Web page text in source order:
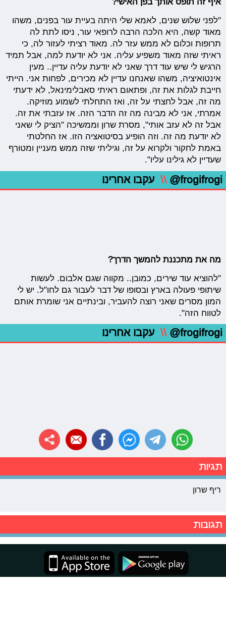
איף זה תופס אותך בפן האישי?
"לפני שלוש שנים, לאמא שלי היתה בעיית עור בפנים, משהו
מאוד קשה, היא הלכה הרבה לרופאי עור, ניסו לתת לה
תרופות וכלום לא ממש עזר לה. מאוד רציתי לעזור לה, כי
ראיתי שזה מאוד משפיע עליה. אני לא יודעת למה, אבל תמיד
הרגיש לי שיש עוד דרך שאני לא יודעת עליה עדיין.. מעין
אינטואיציה, משהו שאנחנו עדיין לא מכירים, לפחות אני. הייתי
חייבת לגלות את זה, ופתאום ראיתי סאבלימינאל, לא ידעתי
מה זה, אבל לחצתי על זה, ואז התחלתי לשמוע מוזיקה.
אמרתי, אני לא מבינה מה זה הדבר הזה. אז עזבתי את זה.
אבל זה לא עזב אותי", מסרת שרון וממשיכה "הציק לי שאני
לא יודעת מה זה. וזה הופיע בסיטואציה הזו. אז החלטתי
באמת לחקור ולקרוא על זה, וגיליתי שזה ממש מעניין ומטורף
שעדיין לא גילינו עליו".
@frogifrogi
\\ עקבו אחרינו
מה את מתכננת להמשך הדרך?
"להוציא עוד שירים, כמובן.. מקווה שגם אלבום. לעשות
שיתופי פעולה בארץ ובסופו של דבר לעבור גם לחו"ל. יש לי
המון מסרים שאני רוצה להעביר, ובינתיים אני שומרת אותם
לטווח הזה".
@frogifrogi
\\ עקבו אחרינו
תגיות
ריף שרון
תגובות